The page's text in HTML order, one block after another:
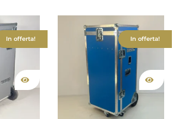
In offerta! In offerta!